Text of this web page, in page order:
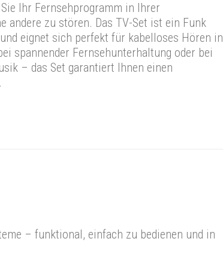
Ihr Fernsehprogramm in Ihrer
andere zu stören. Das TV-Set ist ein Funk
eignet sich perfekt für kabelloses Hören in
spannender Fernsehunterhaltung oder bei
– das Set garantiert Ihnen einen
– funktional, einfach zu bedienen und in